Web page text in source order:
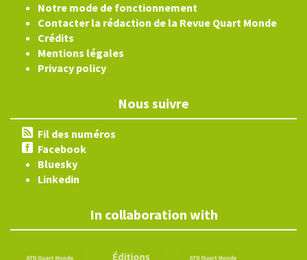
Notre mode de fonctionnement
Contacter la rédaction de la Revue Quart Monde
Crédits
Mentions légales
Privacy policy
Nous suivre
Fil des numéros
Facebook
Bluesky
Linkedin
In collaboration with